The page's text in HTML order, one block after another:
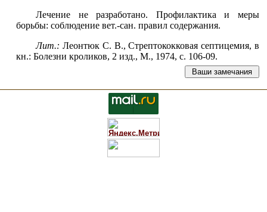
Лечение не разработано. Профилактика и меры
борьбы: соблюдение вет.-сан. правил содержания.
Лит.: Леонтюк С. В., Стрептококковая септицемия, в
кн.: Болезни кроликов, 2 изд., М., 1974, с. 106-09.